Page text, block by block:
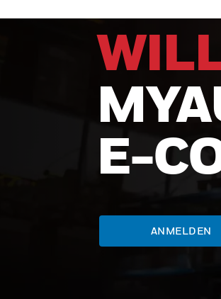
E-
ANMELDEN